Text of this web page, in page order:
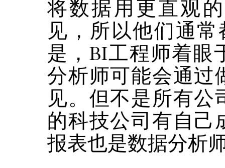
将数据用更直观
见，所以他们通常
是，BI工程师着眼
分析师可能会通过
见。但不是所有公
的科技公司有自己
报表也是数据分析